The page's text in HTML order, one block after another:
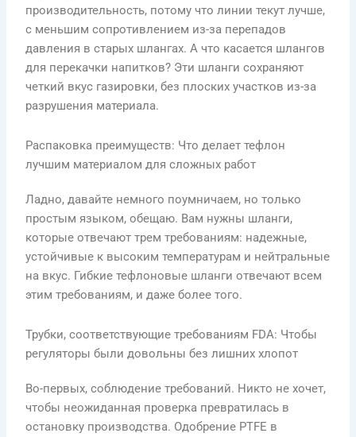
производительность, потому что линии текут лучше,
с меньшим сопротивлением из-за перепадов
давления в старых шлангах. А что касается шлангов
для перекачки напитков? Эти шланги сохраняют
четкий вкус газировки, без плоских участков из-за
разрушения материала.
Распаковка преимуществ: Что делает тефлон
лучшим материалом для сложных работ
Ладно, давайте немного поумничаем, но только
простым языком, обещаю. Вам нужны шланги,
которые отвечают трем требованиям: надежные,
устойчивые к высоким температурам и нейтральные
на вкус. Гибкие тефлоновые шланги отвечают всем
этим требованиям, и даже более того.
Трубки, соответствующие требованиям FDA: Чтобы
регуляторы были довольны без лишних хлопот
Во-первых, соблюдение требований. Никто не хочет,
чтобы неожиданная проверка превратилась в
остановку производства. Одобрение PTFE в